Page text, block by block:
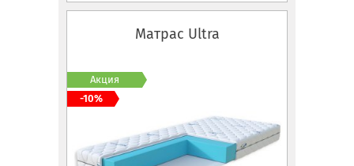
Матрас Ultra
Акция
-10%